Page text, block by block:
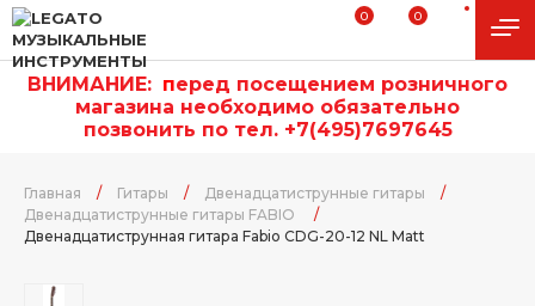
0 0
ВНИМАНИЕ: перед посещением розничного
магазина необходимо обязательно
позвонить по тел. +7(495)7697645
Главная / Гитары / Двенадцатиструнные гитары
/
Двенадцатиструнные гитары FABIO
/
Двенадцатиструнная гитара Fabio CDG-20-12 NL Matt